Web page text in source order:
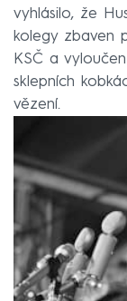
vyhlásilo, že
kolegy zbaven
KSČ a
sklepních
vězení.